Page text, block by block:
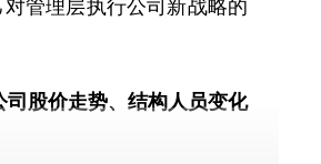
管理层执行公司新战略的
司股价走势、结构人员变化